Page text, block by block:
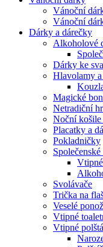
Vánoční
Vánoční
Dárky a dárečky
Alkoholové
Dárky ke
Hlavolamy
Magické
Netradiční
Noční košile
Placatky a
Pokladničky
Svolávače
Trička na
Veselé
Vtipné
Vtipné